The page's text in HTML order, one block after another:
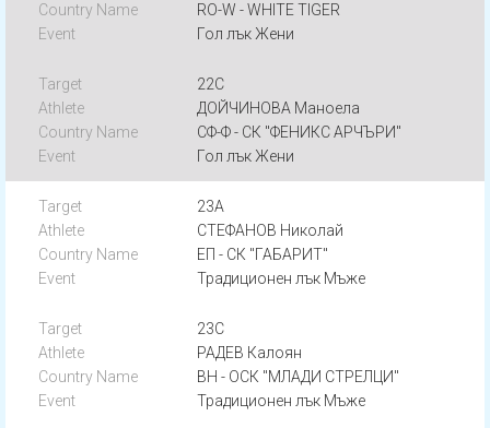
RO-W - WHITE TIGER
Гол лък Жени
22C
ДОЙЧИНОВА Маноела
СФ-Ф - СК "ФЕНИКС АРЧЪРИ"
Гол лък Жени
23A
СТЕФАНОВ Николай
ЕП - СК "ГАБАРИТ"
Традиционен лък Мъже
23C
РАДЕВ Калоян
ВН - ОСК "МЛАДИ СТРЕЛЦИ"
Традиционен лък Мъже